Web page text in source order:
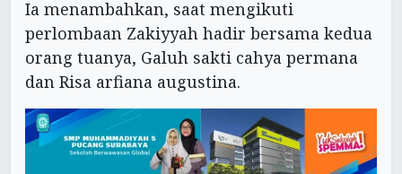
Ia menambahkan, saat mengikuti
perlombaan Zakiyyah hadir bersama kedua
orang tuanya, Galuh sakti cahya permana
dan Risa arfiana augustina.